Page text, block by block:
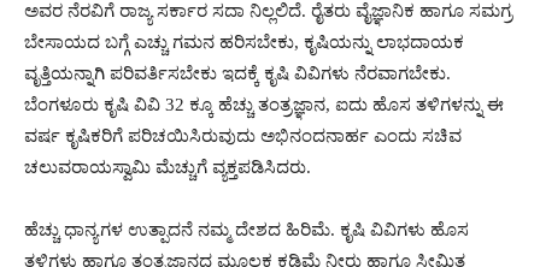
ಅವರ ನೆರವಿಗೆ ರಾಜ್ಯ ಸರ್ಕಾರ ಸದಾ ನಿಲ್ಲಲಿದೆ. ರೈತರು ವೈಜ್ಞಾನಿಕ ಹಾಗೂ ಸಮಗ್ರ
ಬೇಸಾಯದ ಬಗ್ಗೆ ಎಚ್ಚು ಗಮನ ಹರಿಸಬೇಕು, ಕೃಷಿಯನ್ನು ಲಾಭದಾಯಕ
ವೃತ್ತಿಯನ್ನಾಗಿ ಪರಿವರ್ತಿಸಬೇಕು ಇದಕ್ಕೆ ಕೃಷಿ ವಿವಿಗಳು ನೆರವಾಗಬೇಕು.
ಬೆಂಗಳೂರು ಕೃಷಿ ವಿವಿ 32 ಕ್ಕೂ ಹೆಚ್ಚು ತಂತ್ರಜ್ಞಾನ, ಐದು ಹೊಸ ತಳಿಗಳನ್ನು ಈ
ವರ್ಷ ಕೃಷಿಕರಿಗೆ ಪರಿಚಯಿಸಿರುವುದು ಅಭಿನಂದನಾರ್ಹ ಎಂದು ಸಚಿವ
ಚಲುವರಾಯಸ್ವಾಮಿ ಮೆಚ್ಚುಗೆ ವ್ಯಕ್ತಪಡಿಸಿದರು.
ಹೆಚ್ಚು ಧಾನ್ಯಗಳ ಉತ್ಪಾದನೆ ನಮ್ಮ ದೇಶದ ಹಿರಿಮೆ. ಕೃಷಿ ವಿವಿಗಳು ಹೊಸ
ತಳಿಗಳು ಹಾಗೂ ತಂತ್ರಜ್ಞಾನದ ಮೂಲಕ ಕಡಿಮೆ ನೀರು ಹಾಗೂ ಸೀಮಿತ